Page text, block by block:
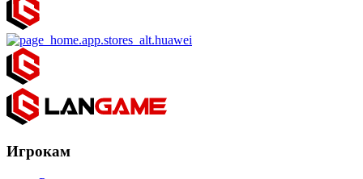
Игрокам